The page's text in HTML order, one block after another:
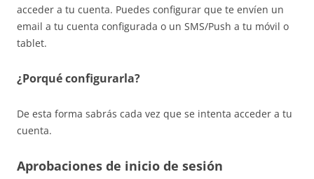
acceder a tu cuenta. Puedes configurar que te envíen un
email a tu cuenta configurada o un SMS/Push a tu móvil o
tablet.
¿Porqué configurarla?
De esta forma sabrás cada vez que se intenta acceder a tu
cuenta.
Aprobaciones de inicio de sesión